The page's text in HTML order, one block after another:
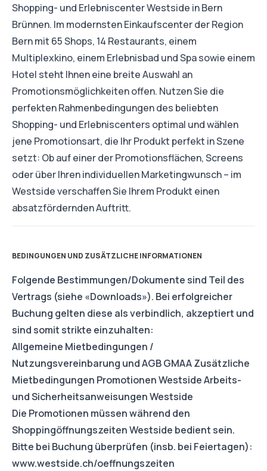
Shopping- und Erlebniscenter Westside in Bern
Brünnen. Im modernsten Einkaufscenter der Region
Bern mit 65 Shops, 14 Restaurants, einem
Multiplexkino, einem Erlebnisbad und Spa sowie einem
Hotel steht Ihnen eine breite Auswahl an
Promotionsmöglichkeiten offen. Nutzen Sie die
perfekten Rahmenbedingungen des beliebten
Shopping- und Erlebniscenters optimal und wählen
jene Promotionsart, die Ihr Produkt perfekt in Szene
setzt: Ob auf einer der Promotionsflächen, Screens
oder über Ihren individuellen Marketingwunsch – im
Westside verschaffen Sie Ihrem Produkt einen
absatzfördernden Auftritt.
BEDINGUNGEN UND ZUSÄTZLICHE INFORMATIONEN
Folgende Bestimmungen/Dokumente sind Teil des
Vertrags (siehe «Downloads»). Bei erfolgreicher
Buchung gelten diese als verbindlich, akzeptiert und
sind somit strikte einzuhalten:
Allgemeine Mietbedingungen /
Nutzungsvereinbarung und AGB GMAA Zusätzliche
Mietbedingungen Promotionen Westside Arbeits-
und Sicherheitsanweisungen Westside
Die Promotionen müssen während den
Shoppingöffnungszeiten Westside bedient sein.
Bitte bei Buchung überprüfen (insb. bei Feiertagen):
www.westside.ch/oeffnungszeiten